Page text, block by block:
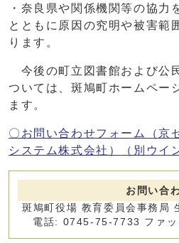
・奈良県や関係機関等の協力
とともに原因の究明や被害範
ります。
今後の町立図書館および公
ついては、斑鳩町ホームペー
ます。
〇お問い合わせフォーム（京
システム株式会社）
（別ウイ
お問い合
斑鳩町役場 教育委員会事務局
電話: 0745-75-7733 ファ